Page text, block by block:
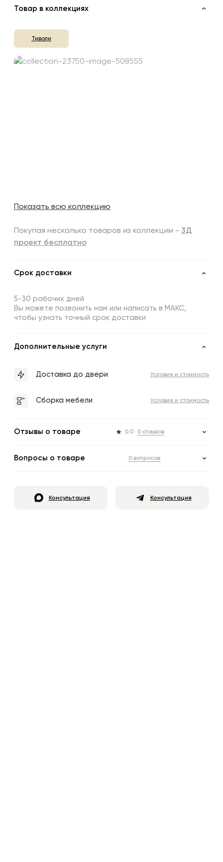
Товар в коллекциях
Тиволи
Показать всю коллекцию
Покупая несколько товаров из коллекции - 3Д
проект бесплатно
Срок доставки
5-30 рабочих дней
Вы можете позвонить нам или написать в МАКС,
чтобы узнать точный срок доставки
Дополнительные услуги
Доставка до двери Условия и стоимость
Сборка мебели Условия и стоимость
Отзывы о товаре 0.0 0 отзывов
Вопросы о товаре 0 вопросов
Консультация Консультация